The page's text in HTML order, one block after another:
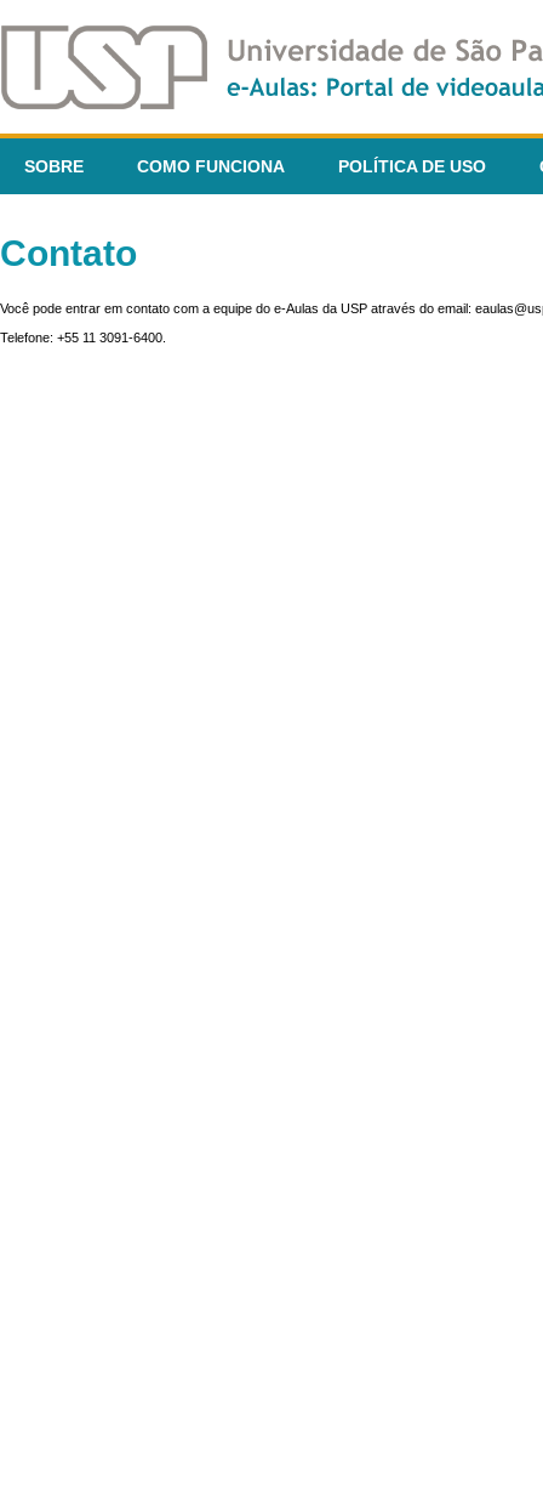
SOBRE COMO FUNCIONA POLÍTICA DE USO
Contato
Você pode entrar em contato com a equipe do e-Aulas da USP através do email:
Telefone: +55 11 3091-6400.